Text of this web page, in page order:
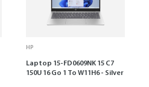
HP
Laptop 15-FD0609NK 15 C7
150U 16 Go 1 To W11H6 - Silver